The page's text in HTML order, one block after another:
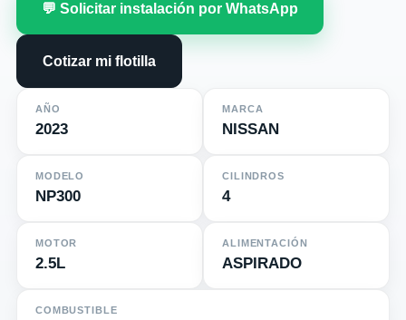
💬 Solicitar instalación por WhatsApp
Cotizar mi flotilla
AÑO
2023
MARCA
NISSAN
MODELO
NP300
CILINDROS
4
MOTOR
2.5L
ALIMENTACIÓN
ASPIRADO
COMBUSTIBLE